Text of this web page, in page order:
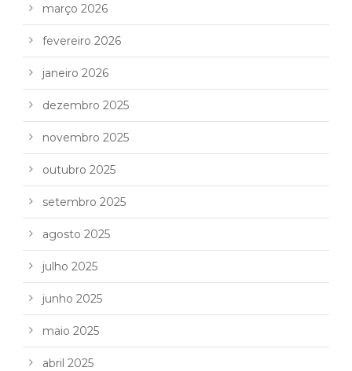
março 2026
fevereiro 2026
janeiro 2026
dezembro 2025
novembro 2025
outubro 2025
setembro 2025
agosto 2025
julho 2025
junho 2025
maio 2025
abril 2025